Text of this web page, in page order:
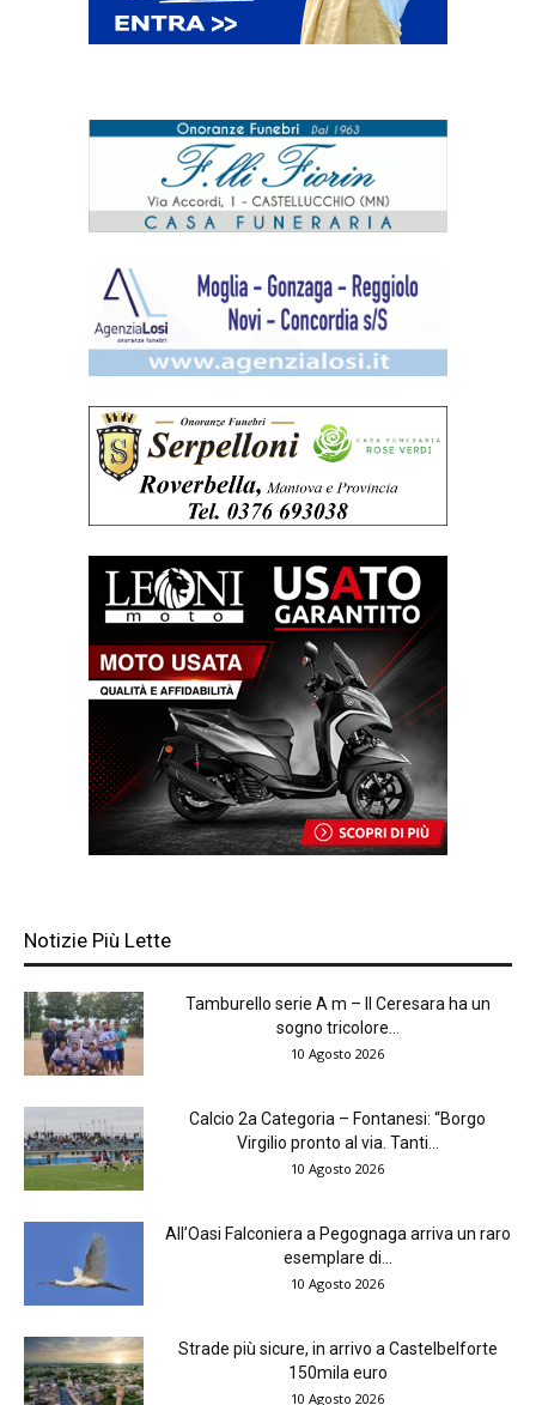
Notizie Più Lette
Tamburello serie A m – Il Ceresara ha un
sogno tricolore...
10 Agosto 2026
Calcio 2a Categoria – Fontanesi: “Borgo
Virgilio pronto al via. Tanti...
10 Agosto 2026
All’Oasi Falconiera a Pegognaga arriva un raro
esemplare di...
10 Agosto 2026
Strade più sicure, in arrivo a Castelbelforte
150mila euro
10 Agosto 2026